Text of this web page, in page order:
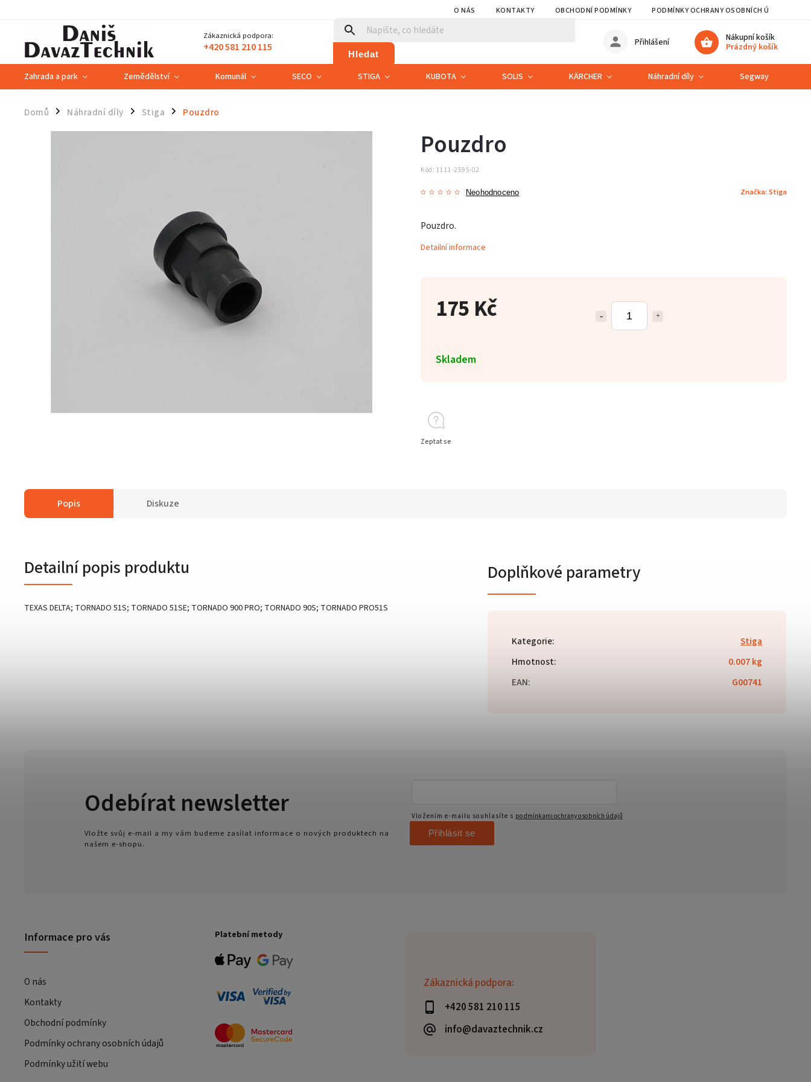
O NÁS KONTAKTY OBCHODNÍ PODMÍNKY PODMÍNKY OCHRANY OSOBNÍCH ÚDAJŮ
Zákaznická podpora:
+420 581 210 115 Hledat
Nákupní košík
Prázdný košík
Přihlášení
Zahrada a park Zemědělství Komunál SECO STIGA KUBOTA SOLIS KÄRCHER Náhradní díly Segway
Domů / Náhradní díly / Stiga / Pouzdro
175 Kč
Skladem
Pouzdro
Kód: 1111-2595-02
Neohodnoceno Značka: Stiga
Pouzdro.
Detailní informace
Zeptat se
Popis Diskuze
Detailní popis produktu
TEXAS DELTA; TORNADO 51S; TORNADO 51SE; TORNADO 900 PRO; TORNADO 90S; TORNADO PRO51S
Doplňkové parametry
Kategorie:
Stiga
Hmotnost:
0.007 kg
EAN: G00741
Zákaznická podpora:
+420 581 210 115
info@davaztechnik.cz
Odebírat newsletter
Vložte svůj e-mail a my vám budeme zasílat informace o nových produktech na
našem e-shopu.
Vložením e-mailu souhlasíte s podmínkami ochrany osobních údajů
Přihlásit se
Informace pro vás
O nás
Kontakty
Obchodní podmínky
Podmínky ochrany osobních údajů
Podmínky užití webu
Platební metody